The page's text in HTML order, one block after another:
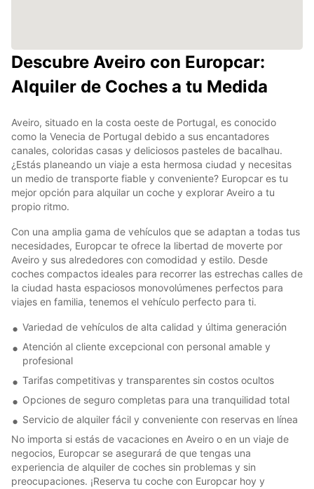
Descubre Aveiro con Europcar:
Alquiler de Coches a tu Medida
Aveiro, situado en la costa oeste de Portugal, es conocido
como la Venecia de Portugal debido a sus encantadores
canales, coloridas casas y deliciosos pasteles de bacalhau.
¿Estás planeando un viaje a esta hermosa ciudad y necesitas
un medio de transporte fiable y conveniente? Europcar es tu
mejor opción para alquilar un coche y explorar Aveiro a tu
propio ritmo.
Con una amplia gama de vehículos que se adaptan a todas tus
necesidades, Europcar te ofrece la libertad de moverte por
Aveiro y sus alrededores con comodidad y estilo. Desde
coches compactos ideales para recorrer las estrechas calles de
la ciudad hasta espaciosos monovolúmenes perfectos para
viajes en familia, tenemos el vehículo perfecto para ti.
Variedad de vehículos de alta calidad y última generación
Atención al cliente excepcional con personal amable y
profesional
Tarifas competitivas y transparentes sin costos ocultos
Opciones de seguro completas para una tranquilidad total
Servicio de alquiler fácil y conveniente con reservas en línea
No importa si estás de vacaciones en Aveiro o en un viaje de
negocios, Europcar se asegurará de que tengas una
experiencia de alquiler de coches sin problemas y sin
preocupaciones. ¡Reserva tu coche con Europcar hoy y